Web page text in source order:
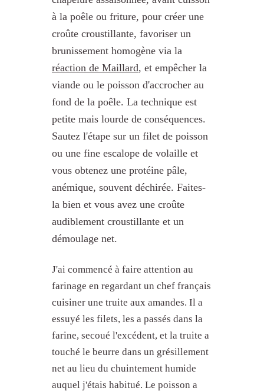
à la poêle ou friture, pour créer une
croûte croustillante, favoriser un
brunissement homogène via la
réaction de Maillard, et empêcher la
viande ou le poisson d'accrocher au
fond de la poêle. La technique est
petite mais lourde de conséquences.
Sautez l'étape sur un filet de poisson
ou une fine escalope de volaille et
vous obtenez une protéine pâle,
anémique, souvent déchirée. Faites-
la bien et vous avez une croûte
audiblement croustillante et un
démoulage net.
J'ai commencé à faire attention au
farinage en regardant un chef français
cuisiner une truite aux amandes. Il a
essuyé les filets, les a passés dans la
farine, secoué l'excédent, et la truite a
touché le beurre dans un grésillement
net au lieu du chuintement humide
auquel j'étais habitué. Le poisson a